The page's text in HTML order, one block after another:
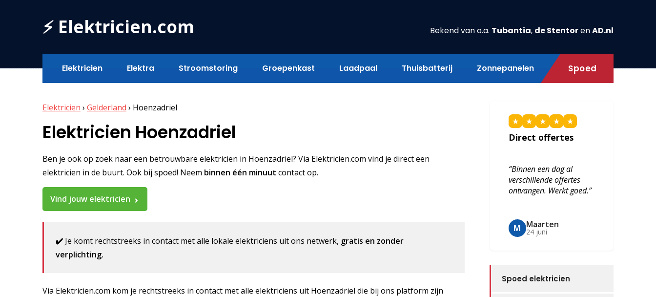
⚡ Elektricien.com Bekend van o.a. Tubantia, de StentorenAD.nl
Elektricien Elektra Stroomstoring Groepenkast Laadpaal Thuisbatterij Zonnepanelen Spoed
Elektricien › Gelderland › Hoenzadriel
Elektricien Hoenzadriel
Ben je ook op zoek naar een betrouwbare elektricien in Hoenzadriel? Via Elektricien.com vind je direct een
elektricien in de buurt. Ook bij spoed! Neem binnen één minuut contact op.
Vind jouw elektricien
✔️ Je komt rechtstreeks in contact met alle lokale elektriciens uit ons netwerk, gratis en zonder
verplichting.
Via Elektricien.com kom je rechtstreeks in contact met alle elektriciens uit Hoenzadriel die bij ons platform zijn
★ ★ ★ ★ ★
Direct offertes
“Binnen een dag al
verschillende offertes
ontvangen. Werkt goed.”
M Maarten
24 juni
Spoed elektricien